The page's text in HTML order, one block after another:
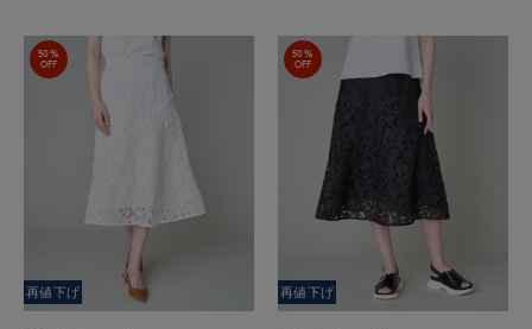
50%
OFF
再値下げ
50%
OFF
再値下げ